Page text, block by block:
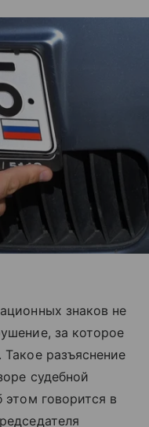
знаков не
за которое
разъяснение
судебной
этом говорится в